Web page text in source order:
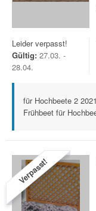
Leider verpasst!
Gültig: 27.03. -
28.04.
für Hochbeete 2
Frühbeet für
Verpasst!